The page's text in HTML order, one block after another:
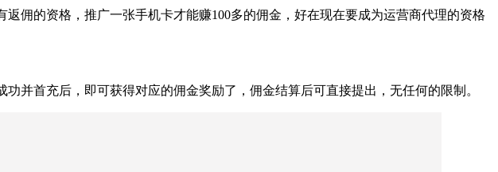
佣的资格，推广一张手机卡才能赚100多的佣金，好在现在要成为运营商代理的资格
并首充后，即可获得对应的佣金奖励了，佣金结算后可直接提出，无任何的限制。